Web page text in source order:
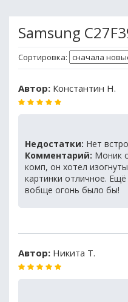
Samsung
Сортировка:
Автор: Константин Н.
Недостатки: Нет
Комментарий: Моник
комп, он хотел
картинки отличное.
вобще огонь было бы!
Автор: Никита Т.